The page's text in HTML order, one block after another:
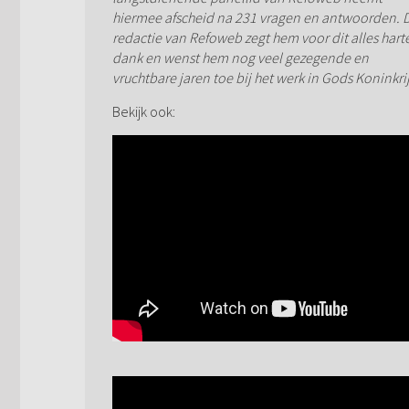
hiermee afscheid na 231 vragen en antwoorden.
redactie van Refoweb zegt hem voor dit alles
dank en wenst hem nog veel gezegende en
vruchtbare jaren toe bij het werk in Gods
Bekijk ook: